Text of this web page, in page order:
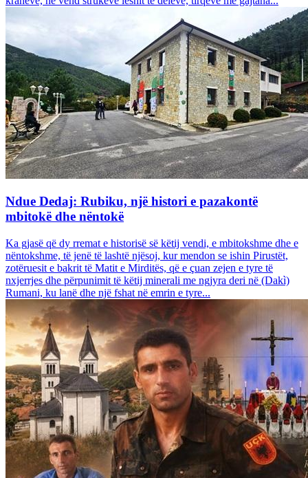
Ndue Dedaj: Rubiku, një histori e pazakontë
mbitokë dhe nëntokë
Ka gjasë që dy rremat e historisë së këtij vendi, e mbitokshme dhe e
nëntokshme, të jenë të lashtë njësoj, kur mendon se ishin Pirustët,
zotëruesit e bakrit të Matit e Mirditës, që e çuan zejen e tyre të
nxjerrjes dhe përpunimit të këtij minerali me ngjyra deri në (Dakì)
Rumani, ku lanë dhe një fshat në emrin e tyre...